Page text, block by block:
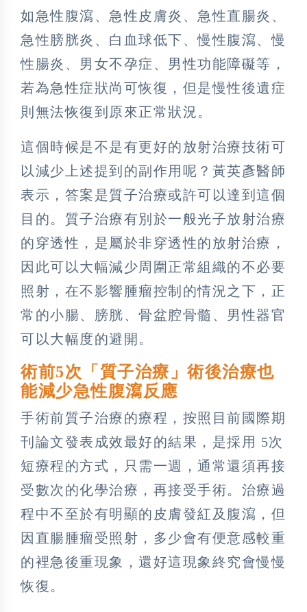
如急性腹瀉、急性皮膚炎、急性直腸炎、
急性膀胱炎、白血球低下、慢性腹瀉、慢
性腸炎、男女不孕症、男性功能障礙等，
若為急性症狀尚可恢復，但是慢性後遺症
則無法恢復到原來正常狀況。
這個時候是不是有更好的放射治療技術可
以減少上述提到的副作用呢？黃英彥醫師
表示，答案是質子治療或許可以達到這個
目的。質子治療有別於一般光子放射治療
的穿透性，是屬於非穿透性的放射治療，
因此可以大幅減少周圍正常組織的不必要
照射，在不影響腫瘤控制的情況之下，正
常的小腸、膀胱、骨盆腔骨髓、男性器官
可以大幅度的避開。
術前5次「質子治療」術後治療也
能減少急性腹瀉反應
手術前質子治療的療程，按照目前國際期
刊論文發表成效最好的結果，是採用 5次
短療程的方式，只需一週，通常還須再接
受數次的化學治療，再接受手術。治療過
程中不至於有明顯的皮膚發紅及腹瀉，但
因直腸腫瘤受照射，多少會有便意感較重
的裡急後重現象，還好這現象終究會慢慢
恢復。